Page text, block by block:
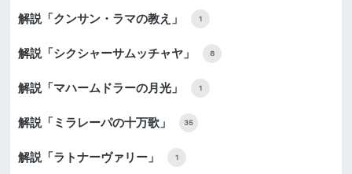
解説「クンサン・ラマの教え」 1
解説「シクシャーサムッチャヤ」 8
解説「マハームドラーの月光」 1
解説「ミラレーパの十万歌」 35
解説「ラトナーヴァリー」 1